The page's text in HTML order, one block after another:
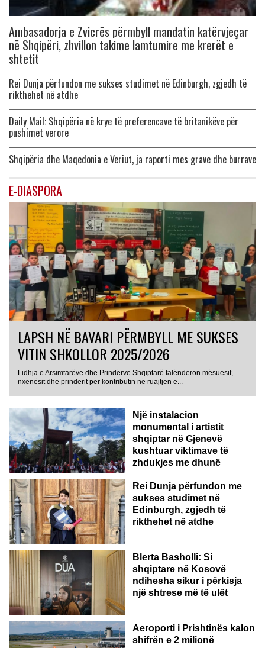
Ambasadorja e Zvicrës përmbyll mandatin katërvjeçar
në Shqipëri, zhvillon takime lamtumire me krerët e
shtetit
Rei Dunja përfundon me sukses studimet në Edinburgh, zgjedh të
rikthehet në atdhe
Daily Mail: Shqipëria në krye të preferencave të britanikëve për
pushimet verore
Shqipëria dhe Maqedonia e Veriut, ja raporti mes grave dhe burrave
E-DIASPORA
LAPSH NË BAVARI PËRMBYLL ME SUKSES
VITIN SHKOLLOR 2025/2026
Lidhja e Arsimtarëve dhe Prindërve Shqiptarë falënderon mësuesit,
nxënësit dhe prindërit për kontributin në ruajtjen e...
Një instalacion
monumental i artistit
shqiptar në Gjenevë
kushtuar viktimave të
zhdukjes me dhunë
Rei Dunja përfundon me
sukses studimet në
Edinburgh, zgjedh të
rikthehet në atdhe
Blerta Basholli: Si
shqiptare në Kosovë
ndihesha sikur i përkisja
një shtrese më të ulët
Aeroporti i Prishtinës kalon
shifrën e 2 milionë